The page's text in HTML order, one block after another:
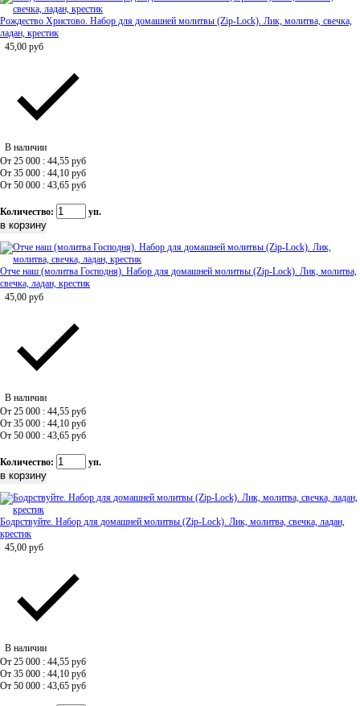
Рождество Христово. Набор для домашней молитвы (Zip-Lock). Лик, молитва, свечка,
ладан, крестик
45,00 руб
В наличии
От 25 000 : 44,55 руб
От 35 000 : 44,10 руб
От 50 000 : 43,65 руб
Количество: уп.
Отче наш (молитва Господня). Набор для домашней молитвы (Zip-Lock). Лик, молитва,
свечка, ладан, крестик
45,00 руб
В наличии
От 25 000 : 44,55 руб
От 35 000 : 44,10 руб
От 50 000 : 43,65 руб
Количество: уп.
Бодрствуйте. Набор для домашней молитвы (Zip-Lock). Лик, молитва, свечка, ладан,
крестик
45,00 руб
В наличии
От 25 000 : 44,55 руб
От 35 000 : 44,10 руб
От 50 000 : 43,65 руб